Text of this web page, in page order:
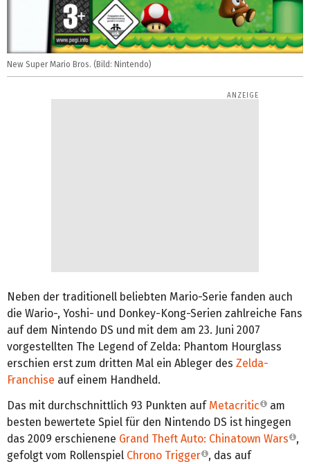
New Super Mario Bros. (Bild: Nintendo)
Neben der traditionell beliebten Mario-Serie fanden auch
die Wario-, Yoshi- und Donkey-Kong-Serien zahlreiche Fans
auf dem Nintendo DS und mit dem am 23. Juni 2007
vorgestellten The Legend of Zelda: Phantom Hourglass
erschien erst zum dritten Mal ein Ableger des Zelda-
Franchise auf einem Handheld.
Das mit durchschnittlich 93 Punkten auf Metacritic
am
besten bewertete Spiel für den Nintendo DS ist hingegen
das 2009 erschienene Grand Theft Auto: Chinatown Wars
,
gefolgt vom Rollenspiel Chrono Trigger
, das auf